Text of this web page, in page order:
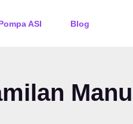
ASI Blog